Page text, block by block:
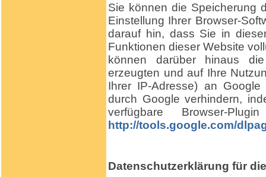
Sie können die Speicherung
Einstellung Ihrer Browser-
darauf hin, dass Sie in
Funktionen dieser Website
können darüber hinaus
erzeugten und auf Ihre
Ihrer IP-Adresse) an
durch Google verhindern,
verfügbare Browser-
http://tools.google.com/
Datenschutzerklärung für